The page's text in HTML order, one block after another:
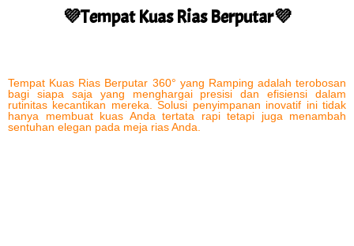
💜Tempat Kuas Rias Berputar💜
Tempat Kuas Rias Berputar 360° yang Ramping adalah terobosan
bagi siapa saja yang menghargai presisi dan efisiensi dalam
rutinitas kecantikan mereka. Solusi penyimpanan inovatif ini tidak
hanya membuat kuas Anda tertata rapi tetapi juga menambah
sentuhan elegan pada meja rias Anda.